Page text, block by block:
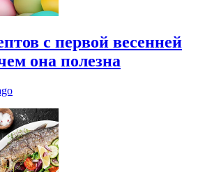
с первой весенней
она полезна